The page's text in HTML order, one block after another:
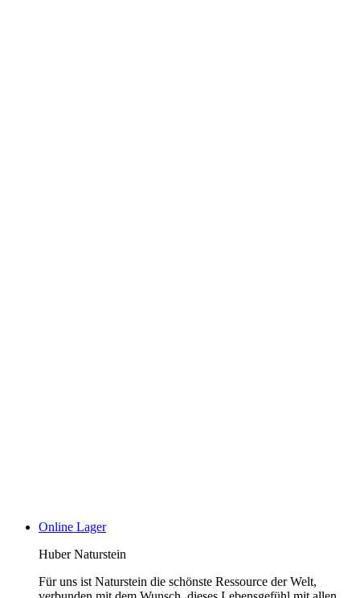
Online Lager
Huber Naturstein
Für uns ist Naturstein die schönste Ressource der Welt,